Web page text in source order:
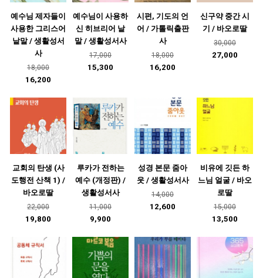
예수님 제자들이
사용한 그리스어
낱말 / 생활성서
사
18,000
16,200
예수님이 사용하
신 히브리어 낱
말 / 생활성서사
17,000
15,300
시편, 기도의 언
어 / 가톨릭출판
사
18,000
16,200
신구약 중간 시
기 / 바오로딸
30,000
27,000
교회의 탄생 (사
도행전 산책 1) /
바오로딸
22,000
19,800
루카가 전하는
예수 (개정판) /
생활성서사
11,000
9,900
성경 본문 줌아
웃 / 생활성서사
14,000
12,600
비유에 깃든 하
느님 얼굴 / 바오
로딸
15,000
13,500